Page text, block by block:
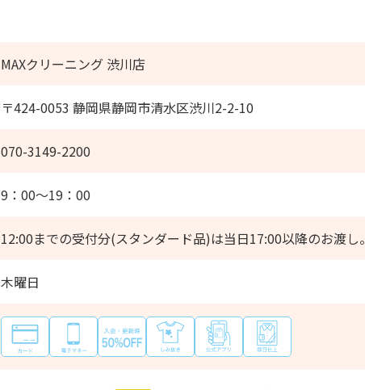
MAXクリーニング 渋川店
〒424-0053 静岡県静岡市清水区渋川2-2-10
070-3149-2200
9：00～19：00
12:00までの受付分(スタンダード品)は当日17:00以降のお渡し。
木曜日